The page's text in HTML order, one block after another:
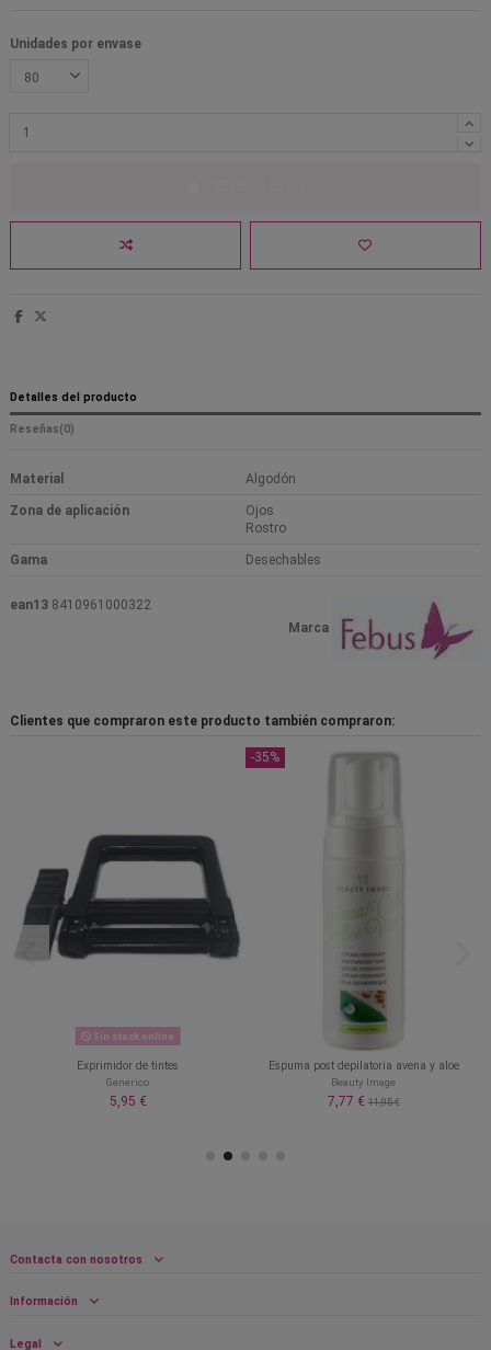
Unidades por envase
Detalles del producto
Reseñas(0)
Material Algodón
Zona de aplicación
Ojos
Rostro
Gama Desechables
Marca
ean13 8410961000322
Clientes que compraron este producto también compraron:
Sin stock online
Exprimidor de tintes
Generico
5,95 €
-35%
Espuma post depilatoria avena y aloe
Beauty Image
7,77 €11,95 €
Contacta con nosotros
Información
Legal